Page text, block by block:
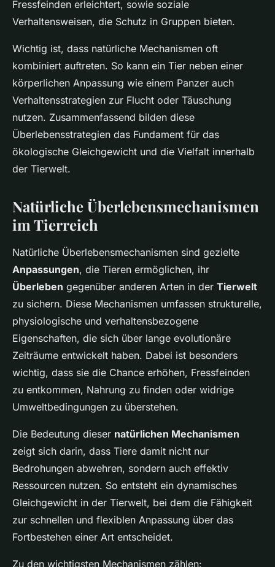
Fressfeinden erleichtert, sowie soziale
Verhaltensweisen, die Schutz in Gruppen bieten.
Wichtig ist, dass natürliche Mechanismen oft
kombiniert auftreten. So kann ein Tier neben einer
körperlichen Anpassung wie einem Panzer auch
Verhaltensstrategien zur Flucht oder Täuschung
nutzen. Zusammenfassend bilden diese
Überlebensstrategien das Fundament für das
ökologische Gleichgewicht und die Vielfalt innerhalb
der Tierwelt.
Natürliche Überlebensmechanismen
im Tierreich
Natürliche Überlebensmechanismen sind gezielte
Anpassungen, die Tieren ermöglichen, ihr
Überleben gegenüber anderen Arten in der Tierwelt
zu sichern. Diese Mechanismen umfassen strukturelle,
physiologische und verhaltensbezogene
Eigenschaften, die sich über lange evolutionäre
Zeiträume entwickelt haben. Dabei ist besonders
wichtig, dass sie die Chance erhöhen, Fressfeinden
zu entkommen, Nahrung zu finden oder widrige
Umweltbedingungen zu überstehen.
Die Bedeutung dieser natürlichen Mechanismen
zeigt sich darin, dass Tiere damit nicht nur
Bedrohungen abwehren, sondern auch effektiv
Ressourcen nutzen. So entsteht ein dynamisches
Gleichgewicht in der Tierwelt, bei dem die Fähigkeit
zur schnellen und flexiblen Anpassung über das
Fortbestehen einer Art entscheidet.
Zu den wichtigsten Mechanismen zählen: